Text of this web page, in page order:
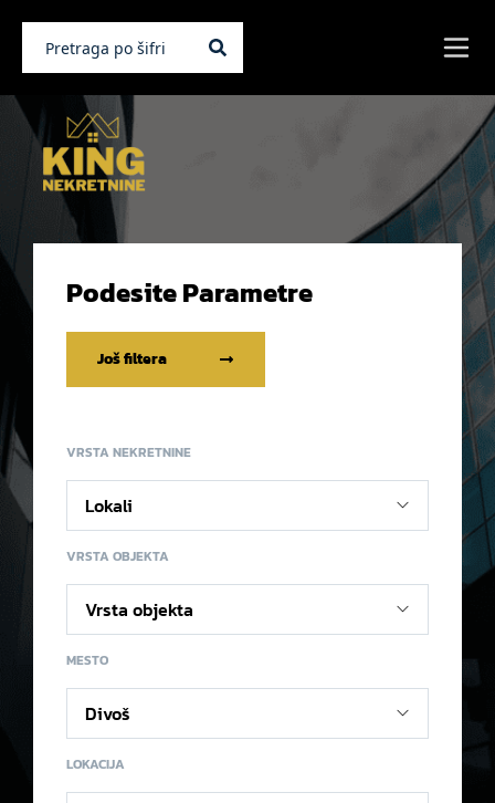
Podesite Parametre
Još filtera
VRSTA NEKRETNINE
VRSTA OBJEKTA
MESTO
LOKACIJA